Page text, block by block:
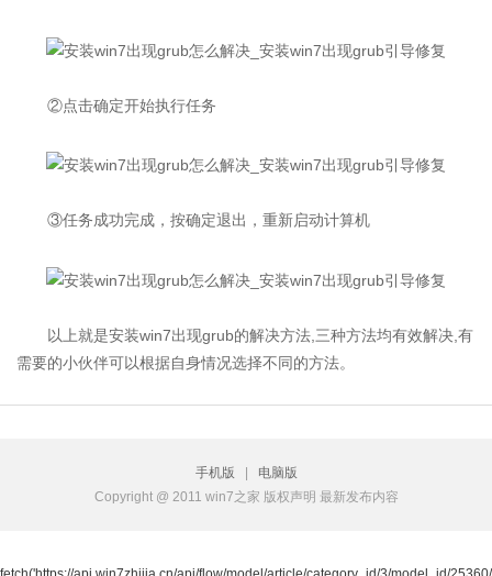
②点击确定开始执行任务
③任务成功完成，按确定退出，重新启动计算机
以上就是安装win7出现grub的解决方法,三种方法均有效解决,有
需要的小伙伴可以根据自身情况选择不同的方法。
手机版 |
电脑版
Copyright @ 2011 win7之家 版权声明 最新发布内容